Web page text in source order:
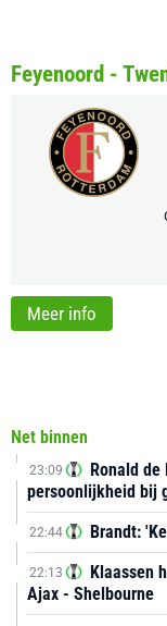
Net binnen
23:09
Ronald
persoonlijkheid bij
22:44 Brandt:
22:13
Klaassen
Ajax - Shelbourne
Feyenoord -
Meer info